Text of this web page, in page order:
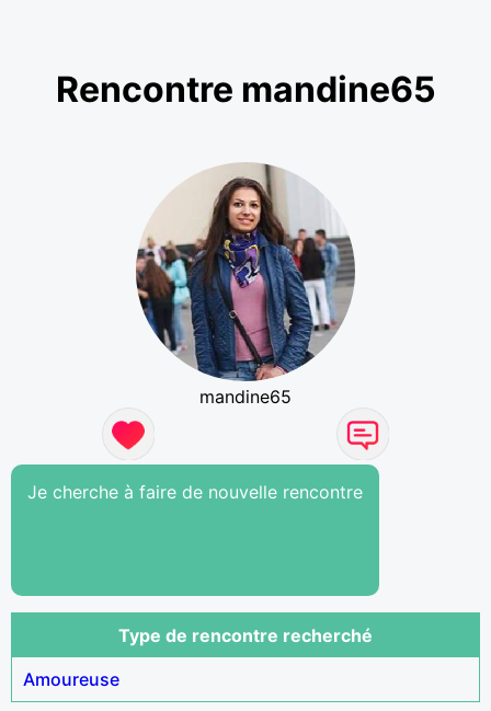
Rencontre mandine65
mandine65
Je cherche à faire de nouvelle rencontre
Type de rencontre recherché
Amoureuse